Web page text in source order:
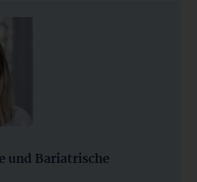
und Bariatrische